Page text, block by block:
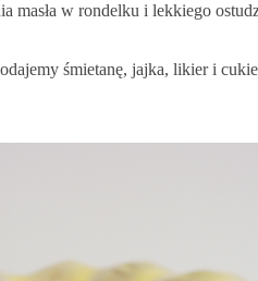
masła w rondelku i lekkiego
śmietanę, jajka, likier i